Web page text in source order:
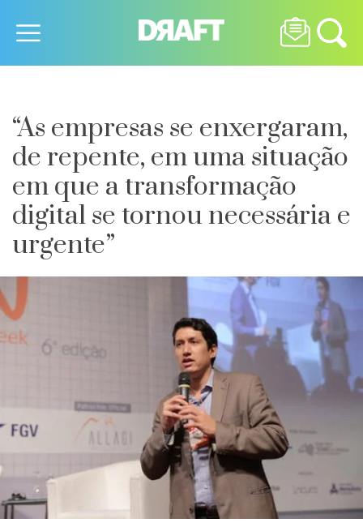
“As empresas se enxergaram,
de repente, em uma situação
em que a transformação
digital se tornou necessária e
urgente”